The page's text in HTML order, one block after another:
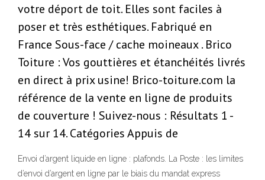
votre déport de toit. Elles sont faciles à
poser et très esthétiques. Fabriqué en
France Sous-face / cache moineaux . Brico
Toiture : Vos gouttières et étanchéités livrés
en direct à prix usine! Brico-toiture.com la
référence de la vente en ligne de produits
de couverture ! Suivez-nous : Résultats 1 -
14 sur 14. Catégories Appuis de
Envoi d’argent liquide en ligne : plafonds. La Poste : les limites
d’envoi d’argent en ligne par le biais du mandat express